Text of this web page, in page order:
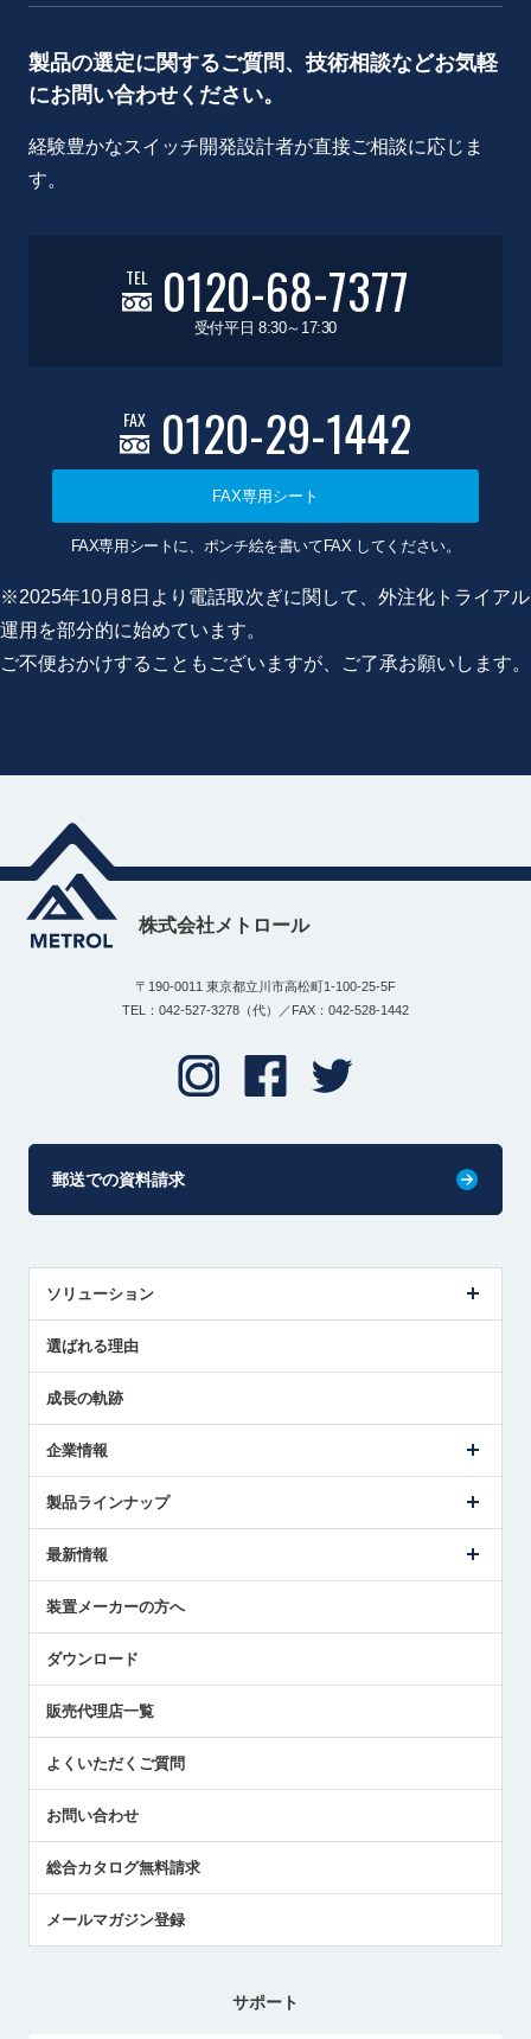
製品の選定に関するご質問、技術相談などお気軽
にお問い合わせください。
経験豊かなスイッチ開発設計者が直接ご相談に応じま
す。
TEL 0120-68-7377
受付平日 8:30～17:30
FAX 0120-29-1442
FAX専用シート
FAX専用シートに、ポンチ絵を書いてFAX してください。
※2025年10月8日より電話取次ぎに関して、外注化トライアル
運用を部分的に始めています。
ご不便おかけすることもございますが、ご了承お願いします。
株式会社メトロール
〒190-0011 東京都立川市高松町1-100-25-5F
TEL：042-527-3278（代）／FAX：042-528-1442
郵送での資料請求
ソリューション
解決策提案
選ばれる理由
成長の軌跡
企業情報
ごあいさつ
受賞履歴
採用情報
国/地域/言語
製品ラインナップ
ツールセッタ製品
エアマイクロセンサ製品
最新情報
メトロールの技術
社員ブログ
中小企業のBCP地震対策
センサのテクニカルガイド
社長ブログ
装置メーカーの方へ
ダウンロード
販売代理店一覧
よくいただくご質問
お問い合わせ
総合カタログ無料請求
メールマガジン登録
サポート